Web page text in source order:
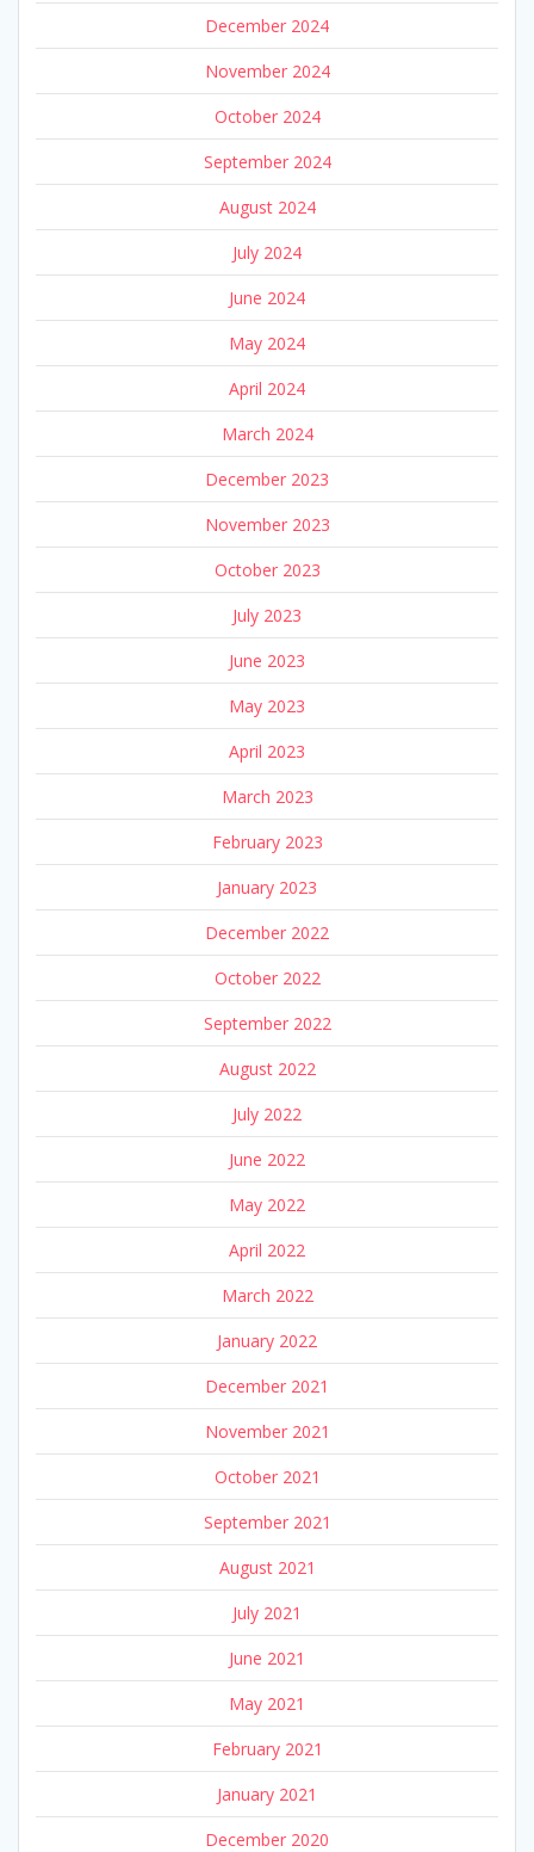
December 2024
November 2024
October 2024
September 2024
August 2024
July 2024
June 2024
May 2024
April 2024
March 2024
December 2023
November 2023
October 2023
July 2023
June 2023
May 2023
April 2023
March 2023
February 2023
January 2023
December 2022
October 2022
September 2022
August 2022
July 2022
June 2022
May 2022
April 2022
March 2022
January 2022
December 2021
November 2021
October 2021
September 2021
August 2021
July 2021
June 2021
May 2021
February 2021
January 2021
December 2020